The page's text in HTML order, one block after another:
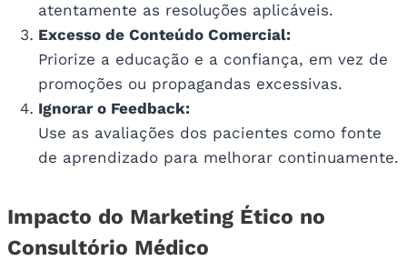
atentamente as resoluções aplicáveis.
Excesso de Conteúdo Comercial:
Priorize a educação e a confiança, em vez de
promoções ou propagandas excessivas.
Ignorar o Feedback:
Use as avaliações dos pacientes como fonte
de aprendizado para melhorar continuamente.
Impacto do Marketing Ético no
Consultório Médico